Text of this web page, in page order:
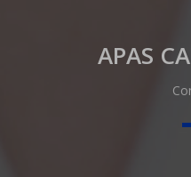
APAS